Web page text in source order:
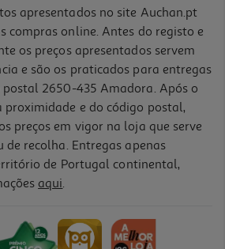
apresentados no site Auchan.pt
compras online. Antes do registo e
os preços apresentados servem
e são os praticados para entregas
2650-435 Amadora. Após o
proximidade e do código postal,
preços em vigor na loja que serve
recolha. Entregas apenas
de Portugal continental,
aqui.